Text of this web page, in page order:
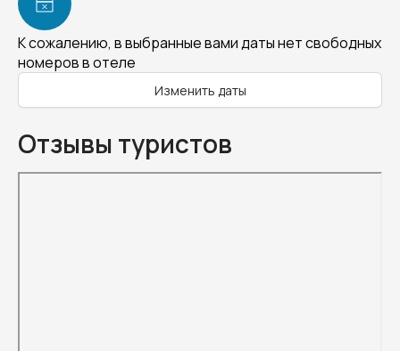
К сожалению, в выбранные вами даты нет свободных
номеров в отеле
Изменить даты
Отзывы туристов